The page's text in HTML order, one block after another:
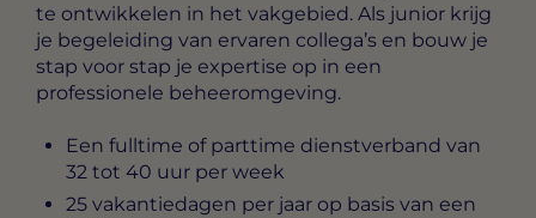
te ontwikkelen in het vakgebied. Als junior krijg
je begeleiding van ervaren collega’s en bouw je
stap voor stap je expertise op in een
professionele beheeromgeving.
Een fulltime of parttime dienstverband van
32 tot 40 uur per week
25 vakantiedagen per jaar op basis van een